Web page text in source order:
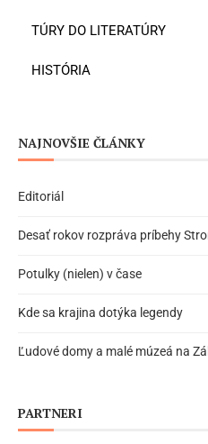
TÚRY DO LITERATÚRY
HISTÓRIA
NAJNOVŠIE ČLÁNKY
Editoriál
Desať rokov rozpráva príbehy
Potulky (nielen) v čase
Kde sa krajina dotýka legendy
Ľudové domy a malé múzeá na
PARTNERI